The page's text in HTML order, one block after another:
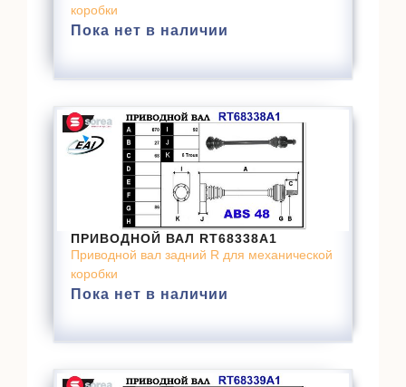
коробки
Пока нет в наличии
ПРИВОДНОЙ ВАЛ RT68338A1
Приводной вал задний R для механической
коробки
Пока нет в наличии